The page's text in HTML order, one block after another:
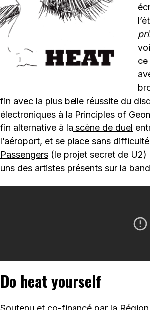
ce
fin avec la plus belle réussite du
électroniques à la Principles of
fin alternative à la scène de duel
l’aéroport, et se place sans
Passengers (le projet secret de U2)
uns des artistes présents sur la
Do heat yourself
Soutenu et co-financé par la